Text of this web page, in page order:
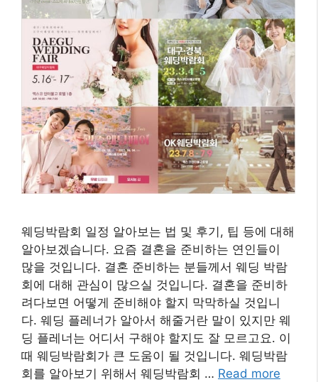
웨딩박람회 일정 알아보는 법 및 후기, 팁 등에 대해
알아보겠습니다. 요즘 결혼을 준비하는 연인들이
많을 것입니다. 결혼 준비하는 분들께서 웨딩 박람
회에 대해 관심이 많으실 것입니다. 결혼을 준비하
려다보면 어떻게 준비해야 할지 막막하실 것입니
다. 웨딩 플레너가 알아서 해줄거란 말이 있지만 웨
딩 플레너는 어디서 구해야 할지도 잘 모르고요. 이
때 웨딩박람회가 큰 도움이 될 것입니다. 웨딩박람
회를 알아보기 위해서 웨딩박람회 … Read more